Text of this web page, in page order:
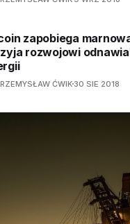
zapobiega
rozwojowi
ĆWIK 30 SIE 2018